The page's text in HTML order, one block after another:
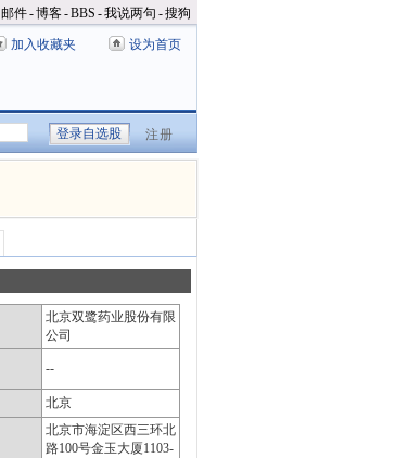
邮件-博客-BBS -我说两句 -搜狗
加入收藏夹 设为首页
注册
北京双鹭药业股份有限
公司
--
北京
北京市海淀区西三环北
路100号金玉大厦1103-